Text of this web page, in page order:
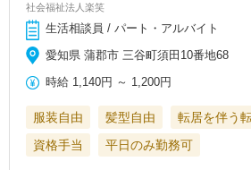
社会福祉法人楽笑
生活相談員 / パート・アルバイト
愛知県 蒲郡市 三谷町須田10番地68
時給 1,140円 ～ 1,200円
服装自由 髪型自由 転居を伴う
資格手当
平日のみ勤務可